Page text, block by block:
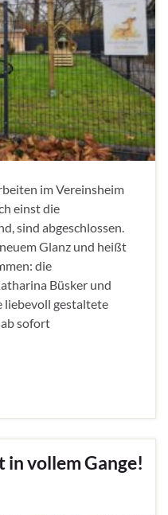
im Vereinsheim
einst die
sind abgeschlossen.
Glanz und heißt
die
Büsker und
liebevoll gestaltete
sofort
in vollem Gange!